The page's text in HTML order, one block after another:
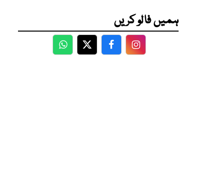
ہمیں فالو کریں
WhatsApp
TwitterFacebookFacebook